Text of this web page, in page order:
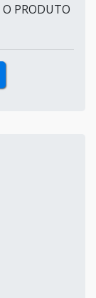
O PRODUTO